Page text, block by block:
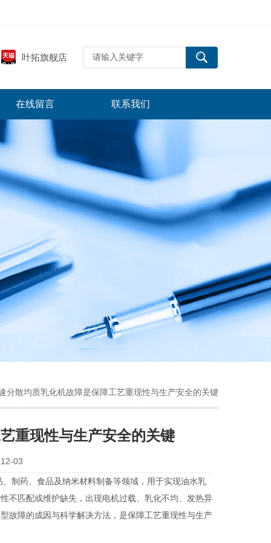
叶拓旗舰店
在线留言 联系我们
分散均质乳化机故障是保障工艺重现性与生产安全的关键
重现性与生产安全的关键
03
药、食品及纳米材料制备等领域，用于实现油水乳
不匹配或维护缺失，出现电机过载、乳化不均、发热异
故障的成因与科学解决方法，是保障工艺重现性与生产